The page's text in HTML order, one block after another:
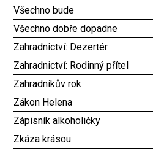
Všechno bude
Všechno dobře dopadne
Zahradnictví: Dezertér
Zahradnictví: Rodinný přítel
Zahradníkův rok
Zákon Helena
Zápisník alkoholičky
Zkáza krásou